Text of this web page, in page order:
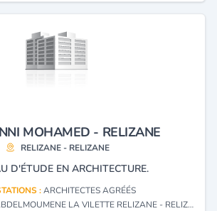
MOHAMED - RELIZANE
RELIZANE - RELIZANE
D'ÉTUDE EN ARCHITECTURE.
:ARCHITECTES AGRÉÉS
LA VILETTE RELIZANE - RELIZANE